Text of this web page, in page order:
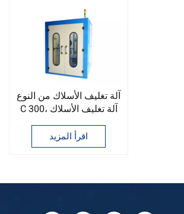
آلة تغليف الأسلاك من النوع
C 300، آلة تغليف الأسلاك
في الصين
اقرأ المزيد